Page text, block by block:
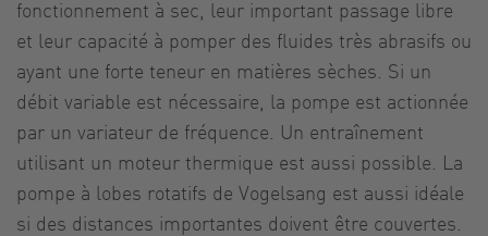
fonctionnement à sec, leur important passage libre
et leur capacité à pomper des fluides très abrasifs ou
ayant une forte teneur en matières sèches. Si un
débit variable est nécessaire, la pompe est actionnée
par un variateur de fréquence. Un entraînement
utilisant un moteur thermique est aussi possible. La
pompe à lobes rotatifs de Vogelsang est aussi idéale
si des distances importantes doivent être couvertes.